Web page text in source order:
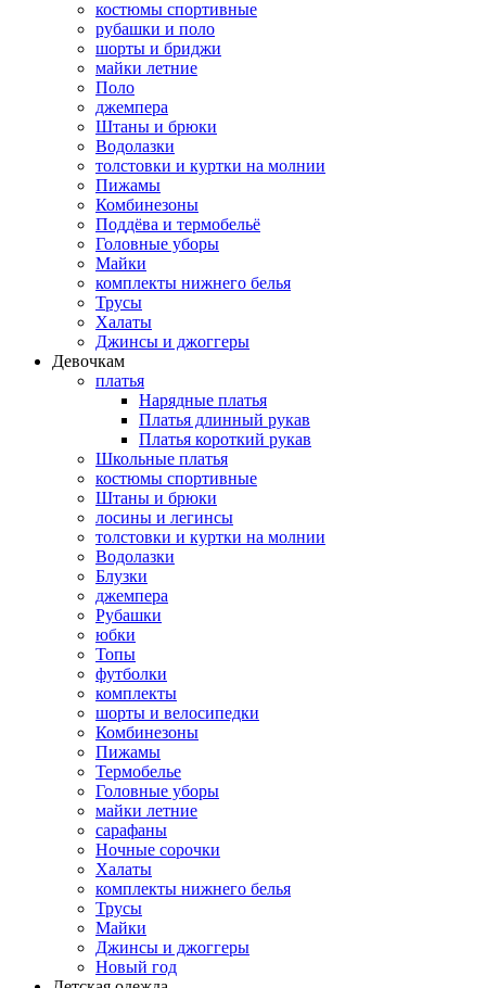
костюмы спортивные
рубашки и поло
шорты и бриджи
майки летние
Поло
джемпера
Штаны и брюки
Водолазки
толстовки и куртки на молнии
Пижамы
Комбинезоны
Поддёва и термобельё
Головные уборы
Майки
комплекты нижнего белья
Трусы
Халаты
Джинсы и джоггеры
Девочкам
платья
Нарядные платья
Платья длинный рукав
Платья короткий рукав
Школьные платья
костюмы спортивные
Штаны и брюки
лосины и легинсы
толстовки и куртки на молнии
Водолазки
Блузки
джемпера
Рубашки
юбки
Топы
футболки
комплекты
шорты и велосипедки
Комбинезоны
Пижамы
Термобелье
Головные уборы
майки летние
сарафаны
Ночные сорочки
Халаты
комплекты нижнего белья
Трусы
Майки
Джинсы и джоггеры
Новый год